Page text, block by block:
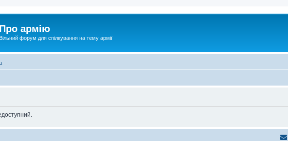
Про армію
форум для спілкування на тему армії